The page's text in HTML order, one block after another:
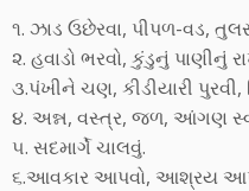
૧. ઝાડ ઉછેરવા, પીપળ-વડ,
૨. હવાડો ભરવો, કુંડુનું પાણીનું
૩.પંખીને ચણ, કીડીયારી પુરવી,
૪. અન્ન, વસ્ત્ર, જળ, આંગણ
૫. સદમાર્ગે ચાલવું.
૬.આવકાર આપવો, આશ્રય